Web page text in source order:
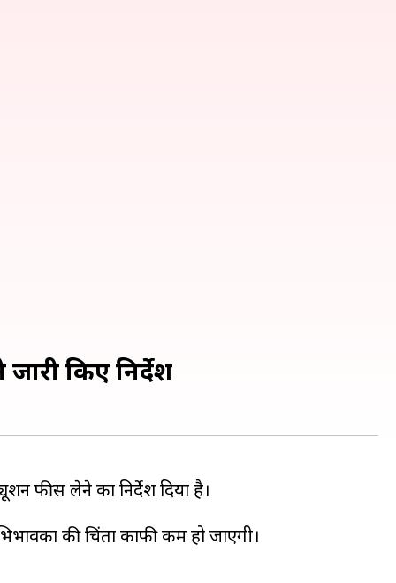
किए निर्देश
फीस लेने का निर्देश दिया है।
की चिंता काफी कम हो जाएगी।